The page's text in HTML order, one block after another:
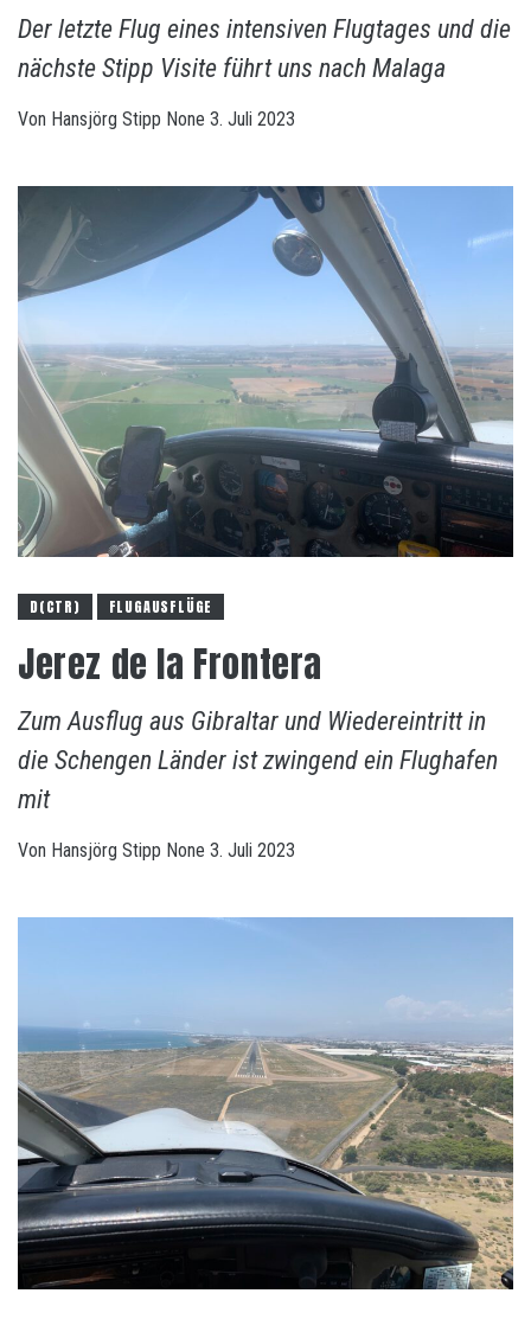
Der letzte Flug eines intensiven Flugtages und die
nächste Stipp Visite führt uns nach Malaga
Von Hansjörg Stipp None 3. Juli 2023
D(CTR) FLUGAUSFLÜGE
Jerez de la Frontera
Zum Ausflug aus Gibraltar und Wiedereintritt in
die Schengen Länder ist zwingend ein Flughafen
mit
Von Hansjörg Stipp None 3. Juli 2023